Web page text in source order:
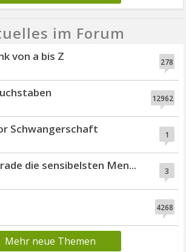
im Forum
278
von a bis Z
12962
1
Schwangerschaft
3
die sensibelsten Men...
4268
Mehr neue Themen